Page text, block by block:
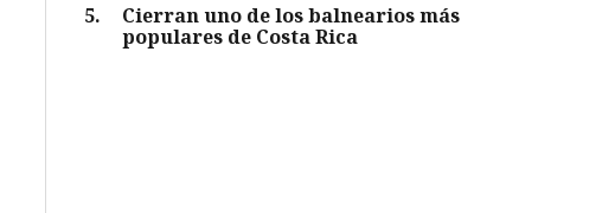
5.
Cierran uno de los balnearios más
populares de Costa Rica